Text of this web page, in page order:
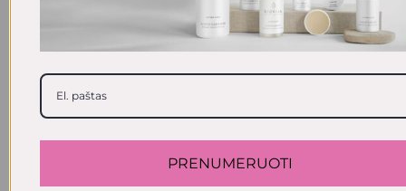
sudedamųjų dalių ir formulių veiksmų,
kurių reikia imtis, kad būtų sukurtas
produktus tai, kas vadinama
„maskuojančiu kvapu“, nėra būtina.
PRENUMERUOTI